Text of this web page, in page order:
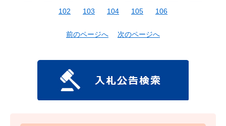
102
103 104 105 106
前のページへ 次のページへ